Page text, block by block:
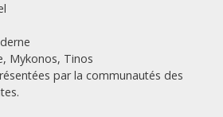
Mykonos, Tinos
par la communautés des